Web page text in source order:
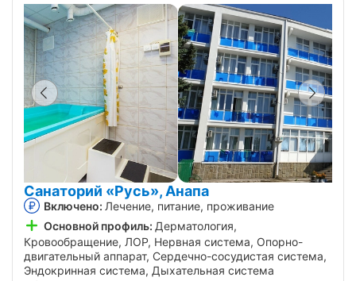
Санаторий «Русь», Анапа
Включено: Лечение, питание, проживание
Основной профиль: Дерматология,
Кровообращение, ЛОР, Нервная система, Опорно-
двигательный аппарат, Сердечно-сосудистая система,
Эндокринная система, Дыхательная система